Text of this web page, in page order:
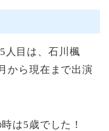
人目は、石川楓
から現在まで出演
は5歳でした！